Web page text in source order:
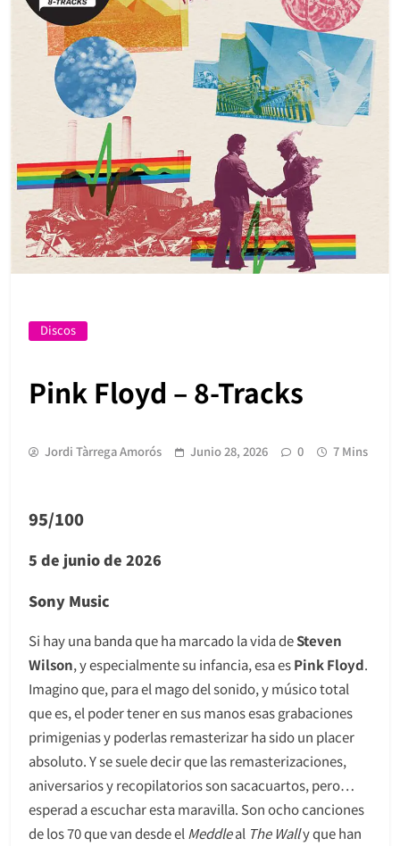
Discos
Pink Floyd – 8-Tracks
Jordi Tàrrega Amorós Junio 28, 2026 0 7 Mins
95/100
5 de junio de 2026
Sony Music
Si hay una banda que ha marcado la vida deSteven
Wilson, y especialmente su infancia, esa esPink Floyd.
Imagino que, para el mago del sonido, y músico total
que es, el poder tener en sus manos esas grabaciones
primigenias y poderlas remasterizar ha sido un placer
absoluto. Y se suele decir que las remasterizaciones,
aniversarios y recopilatorios son sacacuartos, pero…
esperad a escuchar esta maravilla. Son ocho canciones
de los 70 que van desde el Meddleal The Wally que han